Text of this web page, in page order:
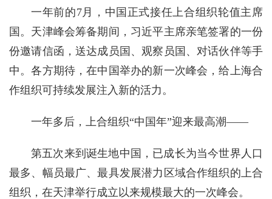
一年前的7月，中国正式接任上合组织轮值主席
国。天津峰会筹备期间，习近平主席亲笔签署的一份
份邀请信函，送达成员国、观察员国、对话伙伴等手
中。各方期待，在中国举办的新一次峰会，给上海合
作组织可持续发展注入新的活力。
一年多后，上合组织“中国年”迎来最高潮——
第五次来到诞生地中国，已成长为当今世界人口
最多、幅员最广、最具发展潜力区域合作组织的上合
组织，在天津举行成立以来规模最大的一次峰会。